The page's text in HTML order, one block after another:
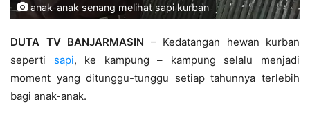
anak-anak senang melihat sapi kurban
DUTA TV BANJARMASIN – Kedatangan hewan kurban
seperti sapi, ke kampung – kampung selalu menjadi
moment yang ditunggu-tunggu setiap tahunnya terlebih
bagi anak-anak.